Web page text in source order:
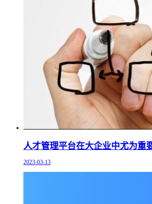
人才管理平台在大企业中尤为重
2023-03-13